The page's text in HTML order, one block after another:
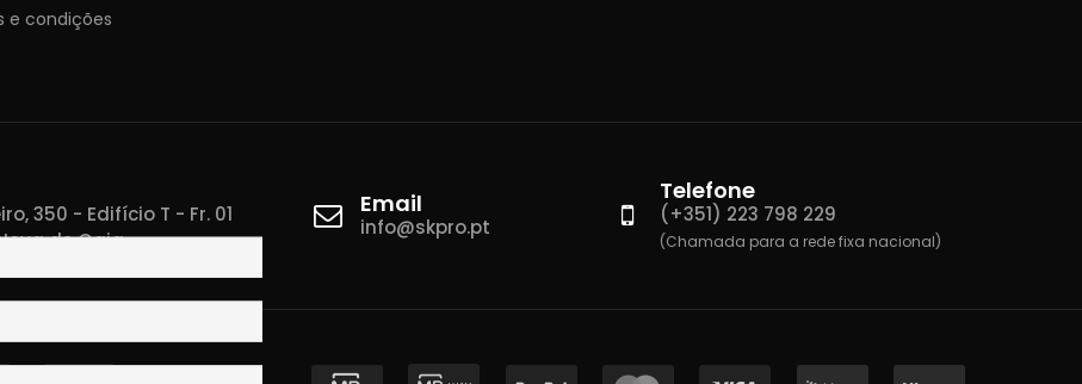
e condições
350 - Edifício T - Fr. 01
de Gaia
Email
info@skpro.pt
Telefone
(+351) 223 798 229
(Chamada para a rede fixa nacional)